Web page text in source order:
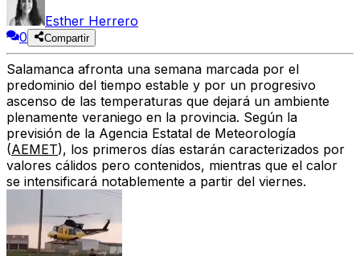
Esther Herrero
0
Compartir
Salamanca afronta una semana marcada por el
predominio del tiempo estable y por un progresivo
ascenso de las temperaturas que dejará un ambiente
plenamente veraniego en la provincia. Según la
previsión de la Agencia Estatal de Meteorología
(AEMET), los primeros días estarán caracterizados por
valores cálidos pero contenidos, mientras que el calor
se intensificará notablemente a partir del viernes.